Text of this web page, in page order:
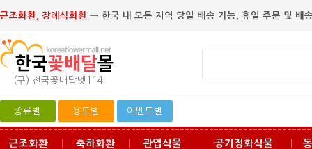
근조화환, 장례식화환 → 한국 내 모든 지역 당일 배송 가능, 휴일 주문 및 배
(구) 전국꽃배달넷114
종류별 용도별 이벤트별
근조화환 축하화환 관엽식물 공기정화식물